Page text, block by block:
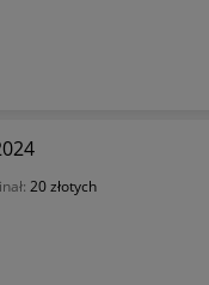
20 złotych